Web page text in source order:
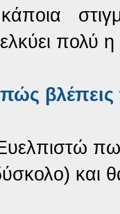
πολύ
δύσκολο) και